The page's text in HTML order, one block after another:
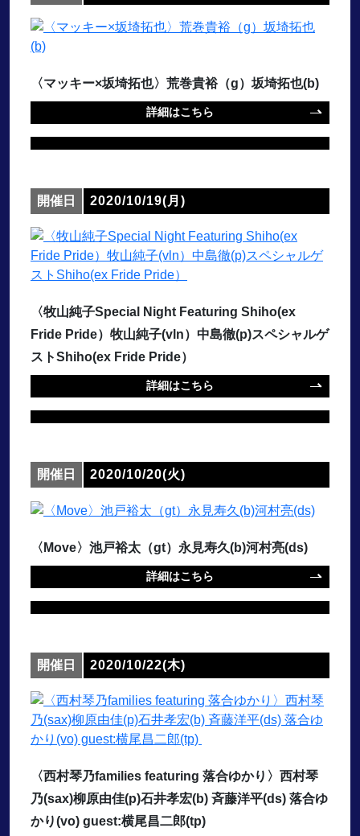
〈マッキー×坂埼拓也〉荒巻貴裕（g）坂埼拓也(b)
詳細はこちら
開催日 2020/10/19(月)
〈牧山純子Special Night Featuring Shiho(ex
Fride Pride）牧山純子(vln）中島徹(p)スペシャルゲ
ストShiho(ex Fride Pride）
詳細はこちら
開催日 2020/10/20(火)
〈Move〉池戸裕太（gt）永見寿久(b)河村亮(ds)
詳細はこちら
開催日 2020/10/22(木)
〈西村琴乃families featuring 落合ゆかり〉西村琴
乃(sax)柳原由佳(p)石井孝宏(b) 斉藤洋平(ds) 落合ゆ
かり(vo) guest:横尾昌二郎(tp)